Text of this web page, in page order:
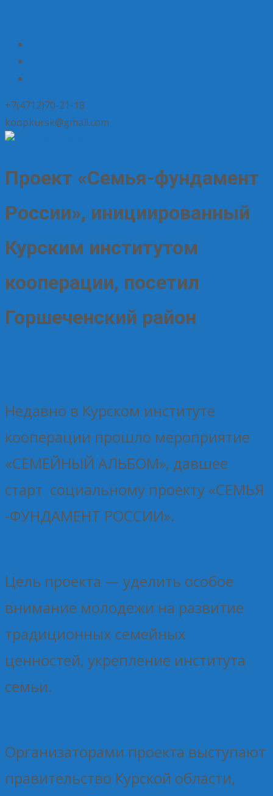
+7(4712)70-21-18
koopkursk@gmail.com
Проект «Семья-фундамент
России», инициированный
Курским институтом
кооперации, посетил
Горшеченский район
Недавно в Курском институте
кооперации прошло мероприятие
«СЕМЕЙНЫЙ АЛЬБОМ», давшее
старт социальному проекту «СЕМЬЯ
-ФУНДАМЕНТ РОССИИ».
Цель проекта — уделить особое
внимание молодежи на развитие
традиционных семейных
ценностей, укрепление института
семьи.
Организаторами проекта выступают
правительство Курской области,